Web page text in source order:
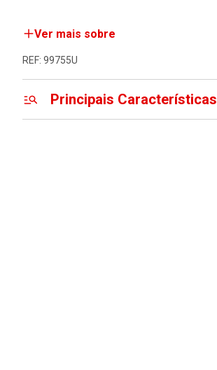
Ver mais sobre
REF: 99755U
Principais Características